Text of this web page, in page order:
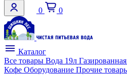
0 0
Каталог
Все товары Вода 19л Газированная
Кофе Оборудование Прочие